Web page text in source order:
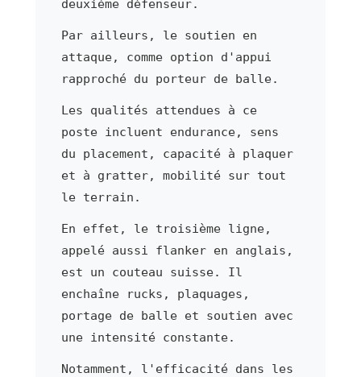
deuxième défenseur.
Par ailleurs, le soutien en
attaque, comme option d'appui
rapproché du porteur de balle.
Les qualités attendues à ce
poste incluent endurance, sens
du placement, capacité à plaquer
et à gratter, mobilité sur tout
le terrain.
En effet, le troisième ligne,
appelé aussi flanker en anglais,
est un couteau suisse. Il
enchaîne rucks, plaquages,
portage de balle et soutien avec
une intensité constante.
Notamment, l'efficacité dans les